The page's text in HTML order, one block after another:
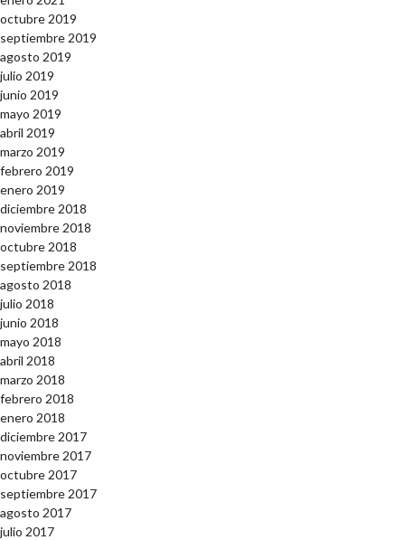
octubre 2019
septiembre 2019
agosto 2019
julio 2019
junio 2019
mayo 2019
abril 2019
marzo 2019
febrero 2019
enero 2019
diciembre 2018
noviembre 2018
octubre 2018
septiembre 2018
agosto 2018
julio 2018
junio 2018
mayo 2018
abril 2018
marzo 2018
febrero 2018
enero 2018
diciembre 2017
noviembre 2017
octubre 2017
septiembre 2017
agosto 2017
julio 2017